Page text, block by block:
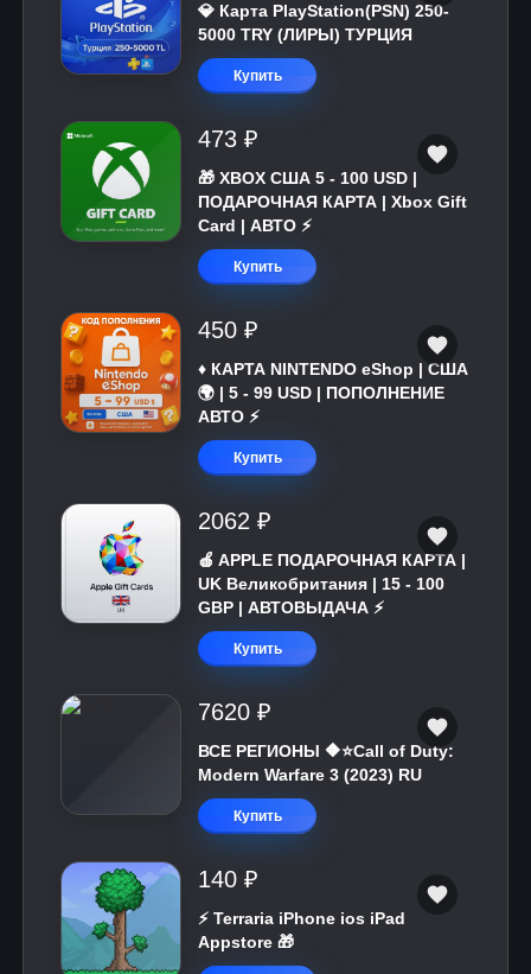
💎 Карта PlayStation(PSN) 250-
5000 TRY (ЛИРЫ) ТУРЦИЯ
Купить
473 ₽
🎁 XBOX США 5 - 100 USD |
ПОДАРОЧНАЯ КАРТА | Xbox Gift
Card | АВТО ⚡
Купить
450 ₽
♦️ КАРТА NINTENDO eShop | США
🌍 | 5 - 99 USD | ПОПОЛНЕНИЕ
АВТО ⚡
Купить
2062 ₽
🍎 APPLE ПОДАРОЧНАЯ КАРТА |
UK Великобритания | 15 - 100
GBP | АВТОВЫДАЧА ⚡️
Купить
7620 ₽
ВСЕ РЕГИОНЫ 🔶⭐Call of Duty:
Modern Warfare 3 (2023) RU
Купить
140 ₽
⚡️ Terraria iPhone ios iPad
Appstore 🎁